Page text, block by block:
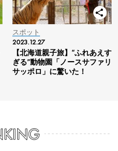
スポット
2023.12.27
【北海道親子旅】“ふれあえす
ぎる”動物園「ノースサファリ
サッポロ」に驚いた！